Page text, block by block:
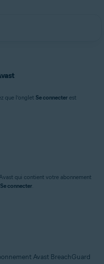
que l’onglet Se connecter est
qui contient votre abonnement
Se connecter.
Avast BreachGuard